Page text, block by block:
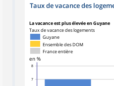
Taux de vacance des
La vacance est plus élevée en Guyane
Taux de vacance des logements
7
8
en %
Guyane
Ensemble des DOM
France entière